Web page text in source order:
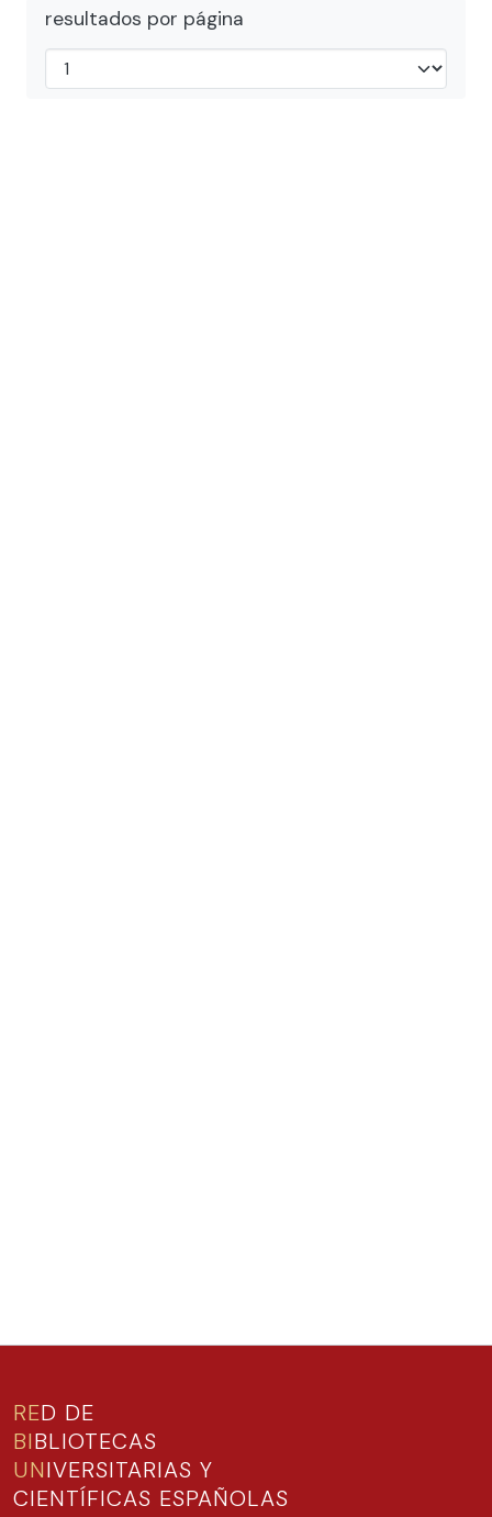
resultados por página
RED DE
BIBLIOTECAS
UNIVERSITARIAS Y
CIENTÍFICAS ESPAÑOLAS